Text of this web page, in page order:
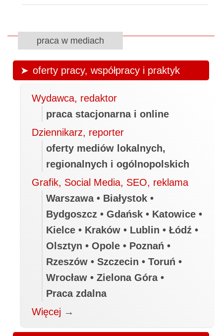
praca w mediach
oferty pracy, współpracy i praktyk
Wydawca, redaktor
praca stacjonarna i online
Dziennikarz, reporter
oferty mediów lokalnych,
regionalnych i ogólnopolskich
Grafik, Social Media, SEO, reklama
Warszawa • Białystok •
Bydgoszcz • Gdańsk • Katowice •
Kielce • Kraków • Lublin • Łódź •
Olsztyn • Opole • Poznań •
Rzeszów • Szczecin • Toruń •
Wrocław • Zielona Góra •
Praca zdalna
Więcej →